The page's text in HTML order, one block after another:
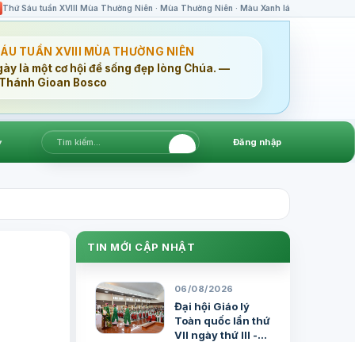
Thứ Sáu tuần XVIII Mùa Thường Niên · Mùa Thường Niên · Màu Xanh lá
TUẦN XVIII MÙA THƯỜNG NIÊN
là một cơ hội để sống đẹp lòng Chúa. —
Gioan Bosco
Đăng nhập
TIN MỚI CẬP NHẬT
06/08/2026
Đại hội Giáo lý
Toàn quốc lần thứ
VII ngày thứ III -